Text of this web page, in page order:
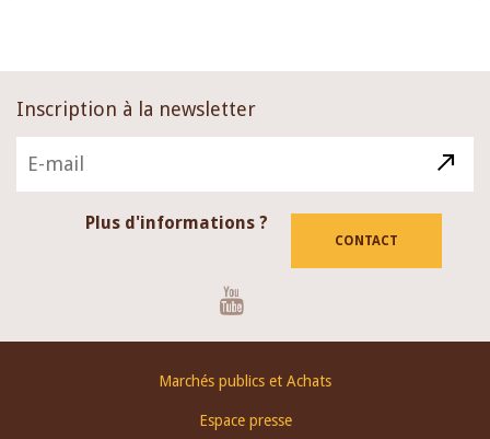
Inscription à la newsletter
Plus d'informations ?
CONTACT
Marchés publics et Achats
Espace presse